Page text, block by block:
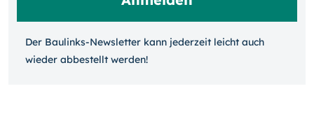
Der Baulinks-Newsletter kann jeder­zeit leicht auch
wieder ab­bestellt werden!